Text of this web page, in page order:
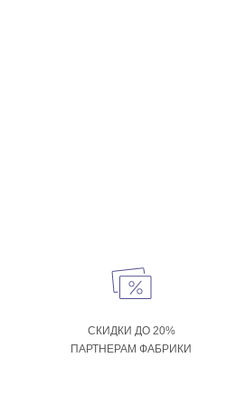
СКИДКИ ДО 20%
ПАРТНЕРАМ ФАБРИКИ